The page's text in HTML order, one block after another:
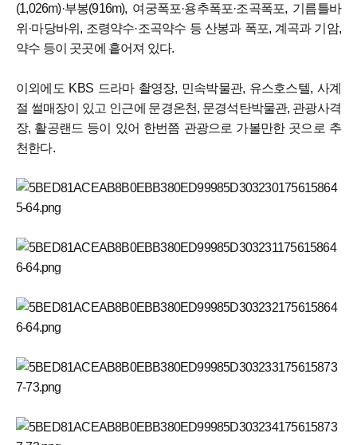
(1,026m)·부봉(916m), 여궁폭포·용추폭포·조곡폭포, 기름틀바
위·마당바위, 조령약수·조곡약수 등 산봉과 폭포, 계곡과 기암,
약수 등이 곳곳에 흩어져 있다.
이외에도 KBS 드라마 촬영장, 민속박물관, 유스호스텔, 사계
절 썰매장이 있고 인근에 문경온천, 문경석탄박물관, 관광사격
장, 활공랜드 등이 있어 한번쯤 관광으로 가볼만한 곳으로 추
천한다.